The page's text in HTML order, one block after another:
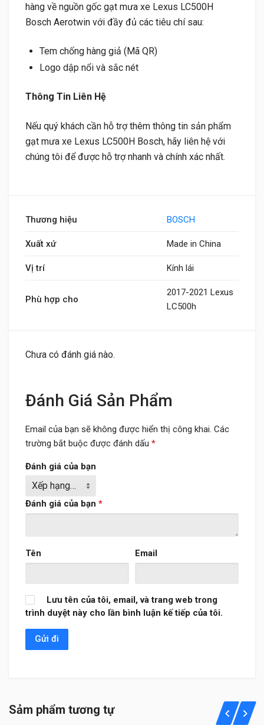
hàng về nguồn gốc gạt mưa xe Lexus LC500H
Bosch Aerotwin với đầy đủ các tiêu chí sau:
Tem chống hàng giả (Mã QR)
Logo dập nổi và sắc nét
Thông Tin Liên Hệ
Nếu quý khách cần hỗ trợ thêm thông tin sản phẩm
gạt mưa xe Lexus LC500H Bosch, hãy liên hệ với
chúng tôi để được hỗ trợ nhanh và chính xác nhất.
Thương hiệu BOSCH
Xuất xứ Made in China
Vị trí Kính lái
Phù hợp cho
2017-2021 Lexus
LC500h
Chưa có đánh giá nào.
Đánh Giá Sản Phẩm
Email của bạn sẽ không được hiển thị công khai. Các
trường bắt buộc được đánh dấu *
Đánh giá của bạn
Đánh giá của bạn *
Tên Email
Lưu tên của tôi, email, và trang web trong
trình duyệt này cho lần bình luận kế tiếp của tôi.
Sảm phẩm tương tự